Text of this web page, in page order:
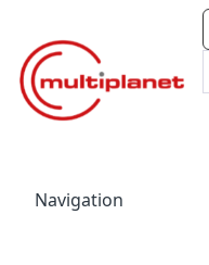
Navigation